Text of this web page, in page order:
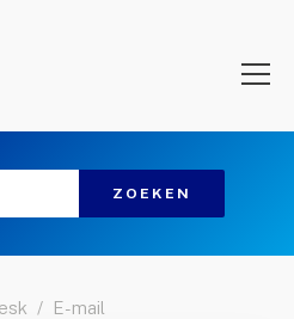
E-mail